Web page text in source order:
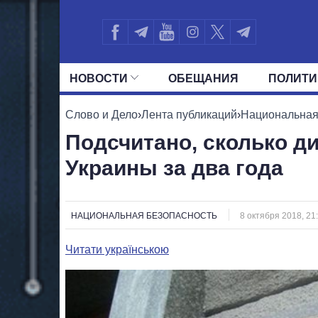
НОВОСТИ ОБЕЩАНИЯ
ВСЕ ПОЛИТИКИ ПРЕЗИДЕНТ И
Слово и Дело›Лента публикаций›
Подсчитано, сколько
Украины за два года
НАЦИОНАЛЬНАЯ БЕЗОПАСНОСТЬ 8 октября 2018,
Читати українською